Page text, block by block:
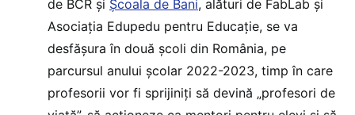
de BCR și Școala de Bani, alături de FabLab și
Asociația Edupedu pentru Educație, se va
desfășura în două școli din România, pe
parcursul anului școlar 2022-2023, timp în care
profesorii vor fi sprijiniți să devină „profesori de